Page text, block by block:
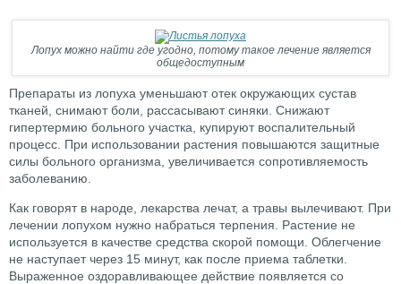
Лопух можно найти где угодно, потому такое лечение является
общедоступным
Препараты из лопуха уменьшают отек окружающих сустав
тканей, снимают боли, рассасывают синяки. Снижают
гипертермию больного участка, купируют воспалительный
процесс. При использовании растения повышаются защитные
силы больного организма, увеличивается сопротивляемость
заболеванию.
Как говорят в народе, лекарства лечат, а травы вылечивают. При
лечении лопухом нужно набраться терпения. Растение не
используется в качестве средства скорой помощи. Облегчение
не наступает через 15 минут, как после приема таблетки.
Выраженное оздоравливающее действие появляется со